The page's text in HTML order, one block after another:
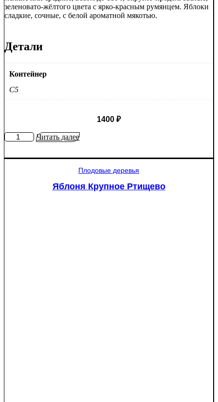
зеленовато-жёлтого цвета с ярко-красным румянцем. Яблоки
сладкие, сочные, с белой ароматной мякотью.
Детали
Контейнер
C5
1400 ₽
КоличествоЧитать далее
Плодовые деревья
Яблоня Крупное Ртищево